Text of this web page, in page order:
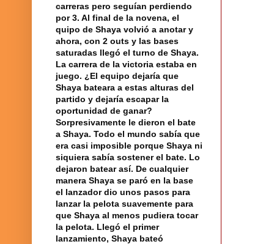
carreras pero seguían perdiendo
por 3. Al final de la novena, el
quipo de Shaya volvió a anotar y
ahora, con 2 outs y las bases
saturadas llegó el turno de Shaya.
La carrera de la victoria estaba en
juego. ¿El equipo dejaría que
Shaya bateara a estas alturas del
partido y dejaría escapar la
oportunidad de ganar?
Sorpresivamente le dieron el bate
a Shaya. Todo el mundo sabía que
era casi imposible porque Shaya ni
siquiera sabía sostener el bate. Lo
dejaron batear así. De cualquier
manera Shaya se paró en la base
el lanzador dio unos pasos para
lanzar la pelota suavemente para
que Shaya al menos pudiera tocar
la pelota. Llegó el primer
lanzamiento, Shaya bateó